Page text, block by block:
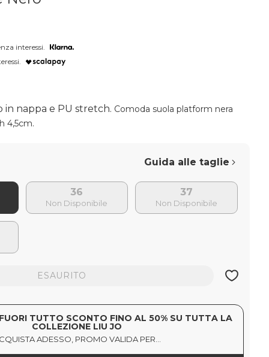
interessi.
in nappa e PU stretch. Comoda suola platform nera
4,5cm.
Guida alle taglie
36 37
ESAURITO
TUTTO SCONTO FINO AL 50% SU TUTTA LA
COLLEZIONE LIU JO
ADESSO, PROMO VALIDA PER...